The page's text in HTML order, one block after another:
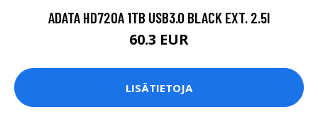
ADATA HD720A 1TB USB3.0 BLACK EXT. 2.5I
60.3 EUR
LISÄTIETOJA